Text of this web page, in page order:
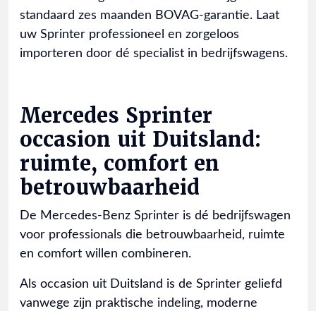
standaard zes maanden BOVAG-garantie. Laat
uw Sprinter professioneel en zorgeloos
importeren door dé specialist in bedrijfswagens.
Mercedes Sprinter
occasion uit Duitsland:
ruimte, comfort en
betrouwbaarheid
De Mercedes-Benz Sprinter is dé bedrijfswagen
voor professionals die betrouwbaarheid, ruimte
en comfort willen combineren.
Als occasion uit Duitsland is de Sprinter geliefd
vanwege zijn praktische indeling, moderne